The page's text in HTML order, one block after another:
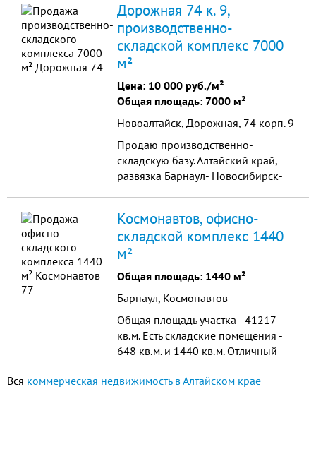
вагонов (1050 тонн)
Дорожная 74 к. 9,
производственно-
складской комплекс 7000
м²
Цена: 10 000 руб./м²
Общая площадь: 7000 м²
Новоалтайск, Дорожная, 74 корп. 9
Продаю производственно-
складскую базу. Алтайский край,
развязка Барнаул- Новосибирск-
7000 кв.м. Высота 7,5 м. Кран-
балка, автомобильный пандус,
железнодорожный пандус, ж/д
тупик.
Космонавтов, офисно-
складской комплекс 1440
м²
Общая площадь: 1440 м²
Барнаул, Космонавтов
Общая площадь участка - 41217
кв.м. Есть складские помещения -
648 кв.м. и 1440 кв.м. Отличный
транспорта. Возможно
Вся коммерческая недвижимость в Алтайском крае